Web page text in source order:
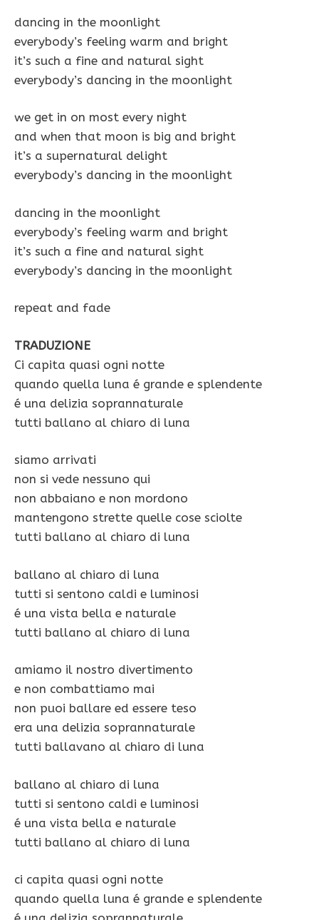
dancing in the moonlight
everybody’s feeling warm and bright
it’s such a fine and natural sight
everybody’s dancing in the moonlight
we get in on most every night
and when that moon is big and bright
it’s a supernatural delight
everybody’s dancing in the moonlight
dancing in the moonlight
everybody’s feeling warm and bright
it’s such a fine and natural sight
everybody’s dancing in the moonlight
repeat and fade
TRADUZIONE
Ci capita quasi ogni notte
quando quella luna é grande e splendente
é una delizia soprannaturale
tutti ballano al chiaro di luna
siamo arrivati
non si vede nessuno qui
non abbaiano e non mordono
mantengono strette quelle cose sciolte
tutti ballano al chiaro di luna
ballano al chiaro di luna
tutti si sentono caldi e luminosi
é una vista bella e naturale
tutti ballano al chiaro di luna
amiamo il nostro divertimento
e non combattiamo mai
non puoi ballare ed essere teso
era una delizia soprannaturale
tutti ballavano al chiaro di luna
ballano al chiaro di luna
tutti si sentono caldi e luminosi
é una vista bella e naturale
tutti ballano al chiaro di luna
ci capita quasi ogni notte
quando quella luna é grande e splendente